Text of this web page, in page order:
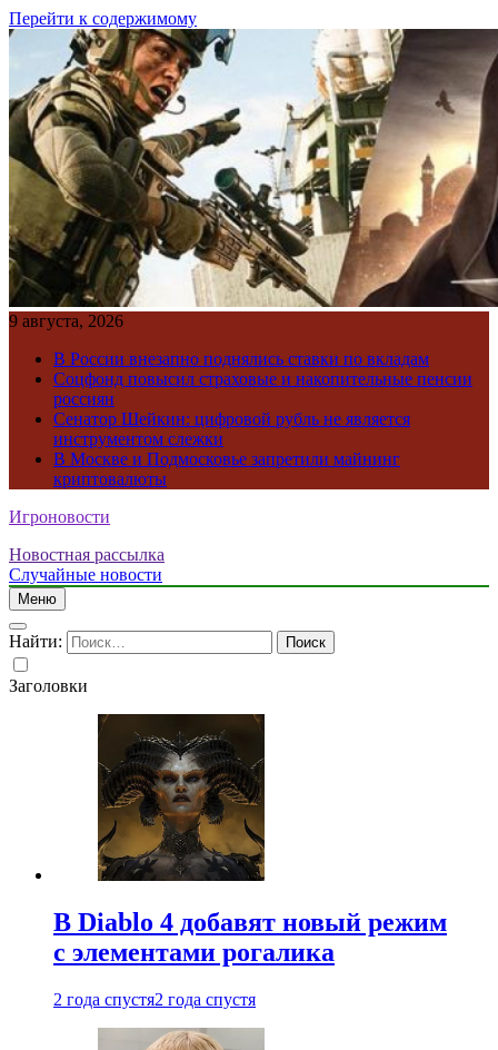
Перейти к содержимому
9 августа, 2026
В России внезапно поднялись ставки по вкладам
Соцфонд повысил страховые и накопительные пенсии
россиян
Сенатор Шейкин: цифровой рубль не является
инструментом слежки
В Москве и Подмосковье запретили майнинг
криптовалюты
Игроновости
Новостная рассылка
Случайные новости
Меню
Найти:
Заголовки
В Diablo 4 добавят новый режим
с элементами рогалика
2 года спустя2 года спустя